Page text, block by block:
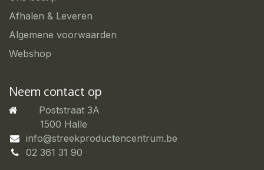
Afhalen & Leveren
Algemene voorwaarden
Webshop
Neem contact op
Poststraat 3A
​1500 Halle
info@streekproductencentrum.be
02 361 31 90